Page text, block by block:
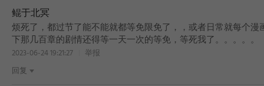
鲲于北冥
烦死了，都过节了能不能就都等免限免了，，或者日常就每个
下那几百章的剧情还得等一天一次的等免，等死我了。。。。。
2023-06-24 19:21:27
举报
回复